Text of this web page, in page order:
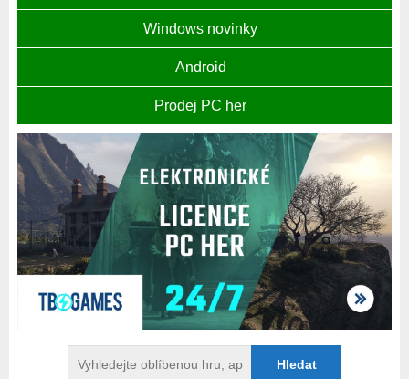
Windows novinky
Android
Prodej PC her